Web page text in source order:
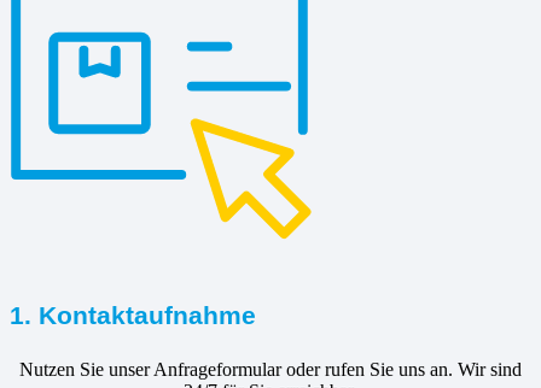
1. Kontaktaufnahme
Nutzen Sie unser Anfrageformular oder rufen Sie uns an. Wir sind